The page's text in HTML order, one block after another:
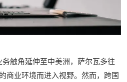
触角延伸至中美洲，萨尔瓦多往
商业环境而进入视野。然而，跨国